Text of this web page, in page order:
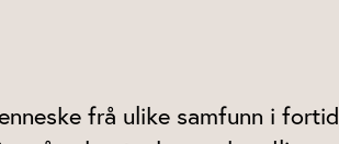
frå ulike samfunn i